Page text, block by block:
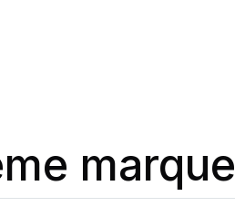
marque